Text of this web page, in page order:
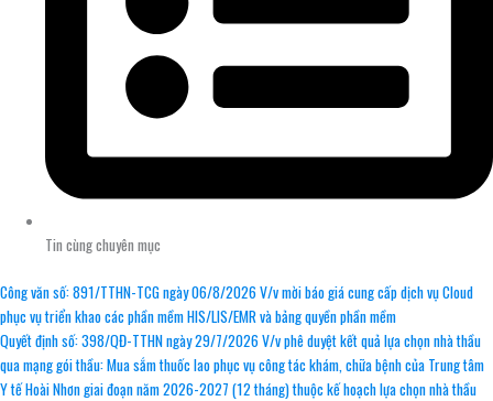
Tin cùng chuyên mục
Công văn số: 891/TTHN-TCG ngày 06/8/2026 V/v mời báo giá cung cấp dịch vụ Cloud
phục vụ triển khao các phần mềm HIS/LIS/EMR và bảng quyền phần mềm
Quyết định số: 398/QĐ-TTHN ngày 29/7/2026 V/v phê duyệt kết quả lựa chọn nhà thầu
qua mạng gói thầu: Mua sắm thuốc lao phục vụ công tác khám, chữa bệnh của Trung tâm
Y tế Hoài Nhơn giai đoạn năm 2026-2027 (12 tháng) thuộc kế hoạch lựa chọn nhà thầu